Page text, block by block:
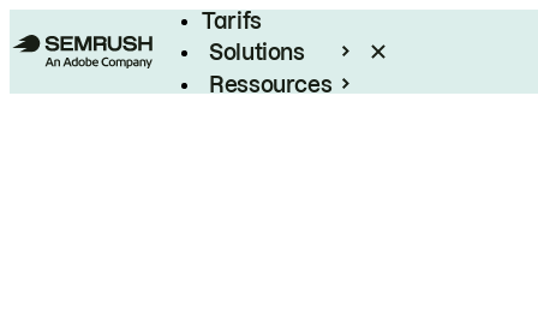
Tarifs
Solutions
Ressources